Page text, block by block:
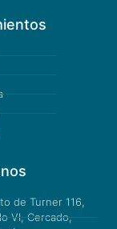
de Turner 116,
VI, Cercado,